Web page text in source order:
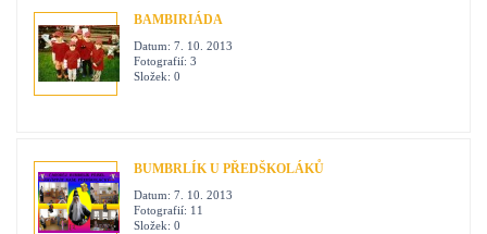
BAMBIRIÁDA
Datum: 7. 10. 2013
Fotografií: 3
Složek: 0
BUMBRLÍK U PŘEDŠKOLÁKŮ
Datum: 7. 10. 2013
Fotografií: 11
Složek: 0